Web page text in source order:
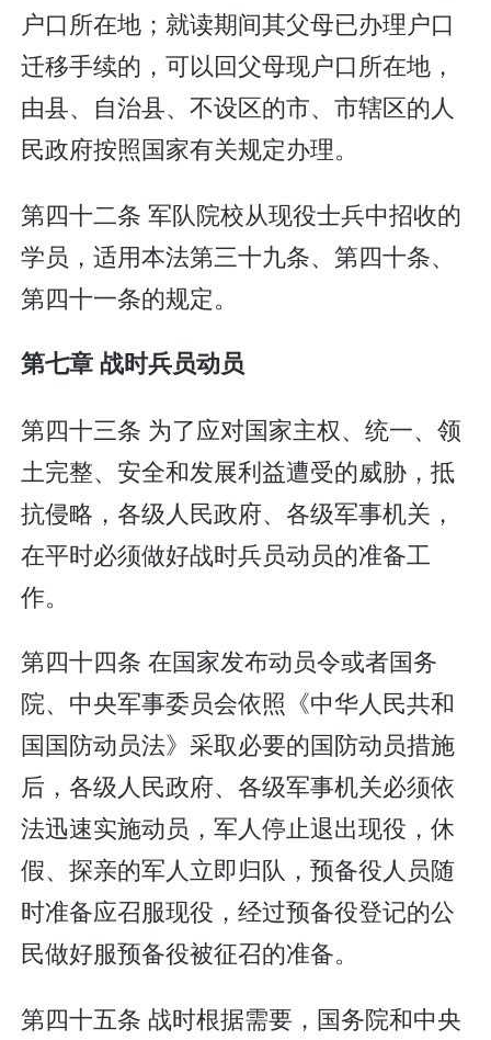
户口所在地；就读期间其父母已办理户口
迁移手续的，可以回父母现户口所在地，
由县、自治县、不设区的市、市辖区的人
民政府按照国家有关规定办理。
第四十二条 军队院校从现役士兵中招收的
学员，适用本法第三十九条、第四十条、
第四十一条的规定。
第七章 战时兵员动员
第四十三条 为了应对国家主权、统一、领
土完整、安全和发展利益遭受的威胁，抵
抗侵略，各级人民政府、各级军事机关，
在平时必须做好战时兵员动员的准备工
作。
第四十四条 在国家发布动员令或者国务
院、中央军事委员会依照《中华人民共和
国国防动员法》采取必要的国防动员措施
后，各级人民政府、各级军事机关必须依
法迅速实施动员，军人停止退出现役，休
假、探亲的军人立即归队，预备役人员随
时准备应召服现役，经过预备役登记的公
民做好服预备役被征召的准备。
第四十五条 战时根据需要，国务院和中央